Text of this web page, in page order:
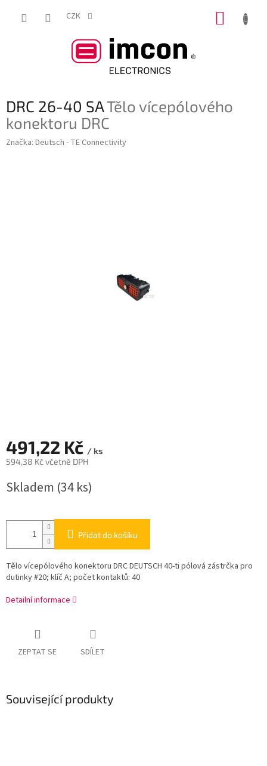
CZK
DRC 26-40 SATělo vícepólového
konektoru DRC
Značka: Deutsch - TE Connectivity
491,22 Kč / ks
594,38 Kč včetně DPH
cena:
Skladem (34 ks)
Přidat do košíku
Tělo vícepólového konektoru DRC DEUTSCH 40-ti pólová zástrčka pro
dutinky #20; klíč A; počet kontaktů: 40
Detailní informace
ZEPTAT SE SDÍLET
Související produkty